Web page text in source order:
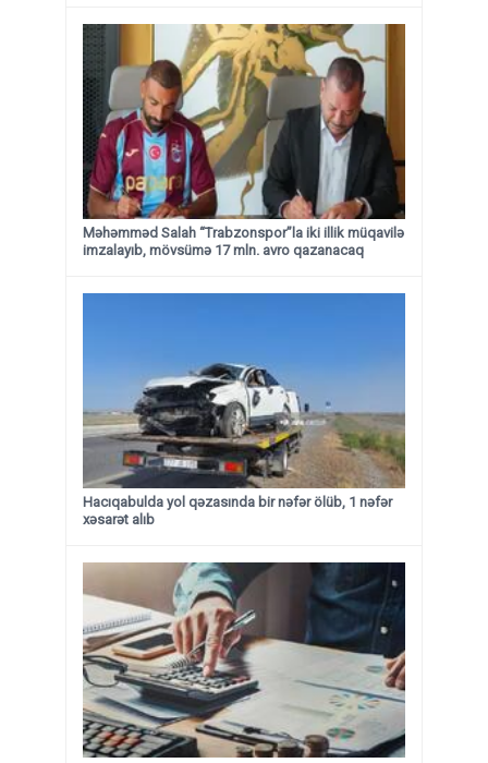
Məhəmməd Salah “Trabzonspor”la iki illik müqavilə
imzalayıb, mövsümə 17 mln. avro qazanacaq
Hacıqabulda yol qəzasında bir nəfər ölüb, 1 nəfər
xəsarət alıb